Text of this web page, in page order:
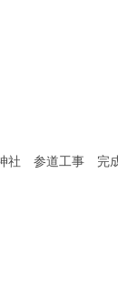
社 参道工事 完成